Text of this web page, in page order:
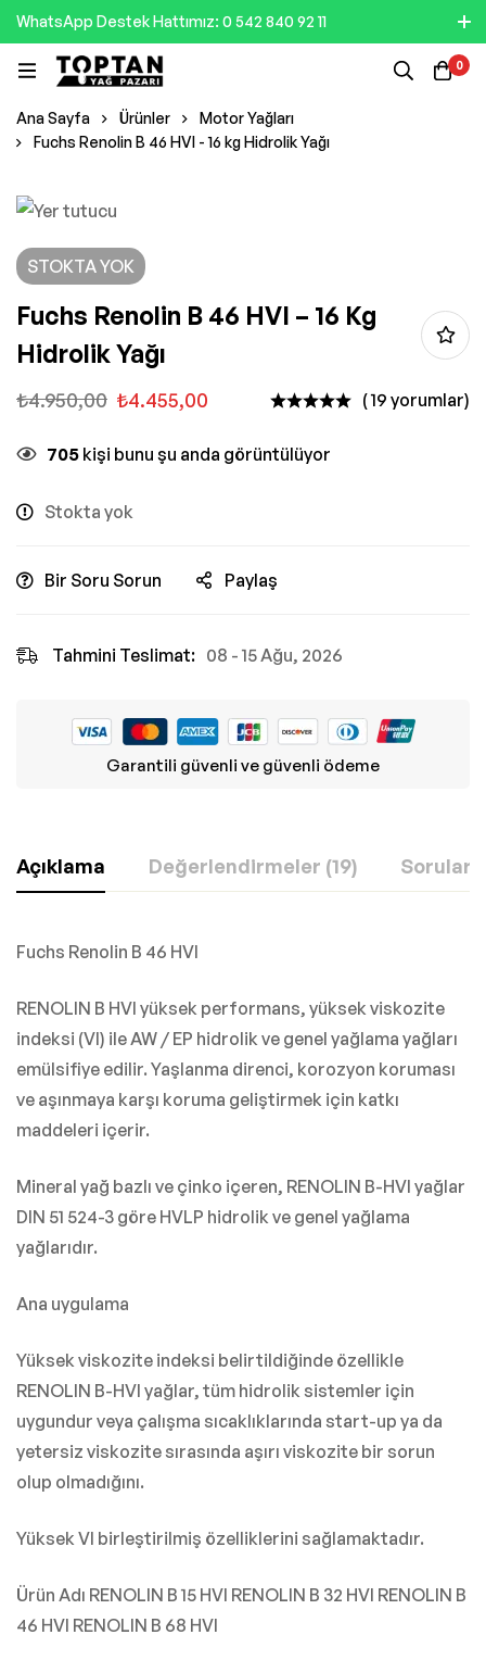
WhatsApp Destek Hattımız: 0 542 840 92 11
0
Ana Sayfa Ürünler
Motor Yağları
Fuchs Renolin B 46 HVI - 16 kg Hidrolik Yağı
STOKTA YOK
Fuchs Renolin B 46 HVI – 16 Kg
Hidrolik Yağı
₺4.950,00 ₺4.455,00 ( 19 yorumlar)
705 kişi bunu şu anda görüntülüyor
Stokta yok
Bir Soru Sorun Paylaş
Tahmini Teslimat: 08 - 15 Ağu, 2026
Garantili güvenli ve güvenli ödeme
Açıklama Değerlendirmeler (19) Sorular
Fuchs Renolin B 46 HVI
RENOLIN B HVI yüksek performans, yüksek viskozite
indeksi (VI) ile AW / EP hidrolik ve genel yağlama yağları
emülsifiye edilir. Yaşlanma direnci, korozyon koruması
ve aşınmaya karşı koruma geliştirmek için katkı
maddeleri içerir.
Mineral yağ bazlı ve çinko içeren, RENOLIN B-HVI yağlar
DIN 51 524-3 göre HVLP hidrolik ve genel yağlama
yağlarıdır.
Ana uygulama
Yüksek viskozite indeksi belirtildiğinde özellikle
RENOLIN B-HVI yağlar, tüm hidrolik sistemler için
uygundur veya çalışma sıcaklıklarında start-up ya da
yetersiz viskozite sırasında aşırı viskozite bir sorun
olup olmadığını.
Yüksek VI birleştirilmiş özelliklerini sağlamaktadır.
Ürün Adı RENOLIN B 15 HVI RENOLIN B 32 HVI RENOLIN B
46 HVI RENOLIN B 68 HVI